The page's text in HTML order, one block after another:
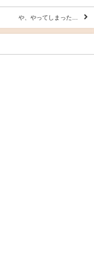
や、やってしまった…